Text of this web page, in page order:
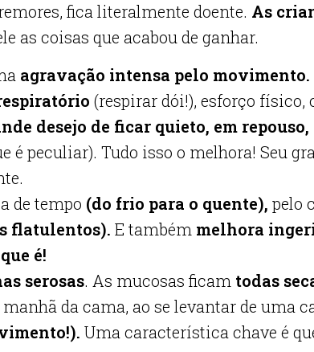
fica literalmente doente. As
as coisas que acabou de ganhar.
agravação intensa pelo movimento.
(respirar dói!), esforço físico,
desejo de ficar quieto, em
é peculiar). Tudo isso o melhora! Seu
de tempo (do frio para o quente), pelo
flatulentos). E também melhora
é!
serosas. As mucosas ficam todas
da cama, ao se levantar de uma
Uma característica chave é